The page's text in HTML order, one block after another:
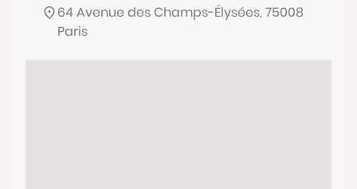
64 Avenue des Champs-Élysées, 75008
Paris